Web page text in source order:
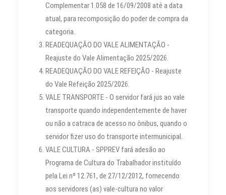
Complementar 1.058 de 16/09/2008 até a data
atual, para recomposição do poder de compra da
categoria.
READEQUAÇÃO DO VALE ALIMENTAÇÃO -
Reajuste do Vale Alimentação 2025/2026.
READEQUAÇÃO DO VALE REFEIÇÃO - Reajuste
do Vale Refeição 2025/2026.
VALE TRANSPORTE - O servidor fará jus ao vale
transporte quando independentemente de haver
ou não a catraca de acesso no ônibus, quando o
servidor fizer uso do transporte intermunicipal.
VALE CULTURA - SPPREV fará adesão ao
Programa de Cultura do Trabalhador instituído
pela Lei nº 12.761, de 27/12/2012, fornecendo
aos servidores (as) vale-cultura no valor